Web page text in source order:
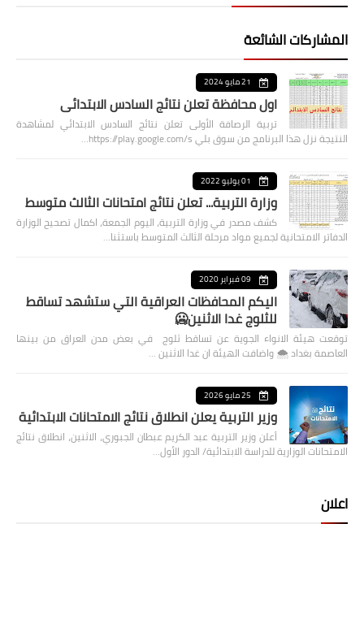
المشاركات الشائعة
21 مايو 2024
اول محافظة تعلن نتائج السادس الابتدائي
تربية الرصافة الأولى تعلن نتائج السادس الابتدائي لمشاهدة
النتيجة نزل هذا البرنامج من سوق بلي https://play.google.com/s…
01 يوليو 2022
وزارة التربية... تعلن نتائج امتحانات الثالث متوسط
كشف مصدر في وزارة التربية، اليوم الجمعة، اكمال تصحيح الوزارة
الدفاتر الامتحانية لجميع مواد مرحلة الثالث المتوسط باستثنا…
09 فبراير 2020
اليكم المحافظات العراقية التي ستشهد تساقط
للثلوج غدا الاثنين🥶
توقعت هيئة الانواء الجوية عن تساقط ثلوج في بعض مدن العراق من بينها
العاصمة بغداد ⁦🌨️⁩ واضافت الهيئة ان غدا الاثنين …
25 مايو 2026
وزير التربية يعلن انطلاق نتائج الامتحانات الابتدائية
أعلن وزير التربية عبد الكريم عبطان الجبوري، الاثنين، انطلاق نتائج
الامتحانات الوزارية للدراسة الابتدائية/ الدور الأول…
اعلان